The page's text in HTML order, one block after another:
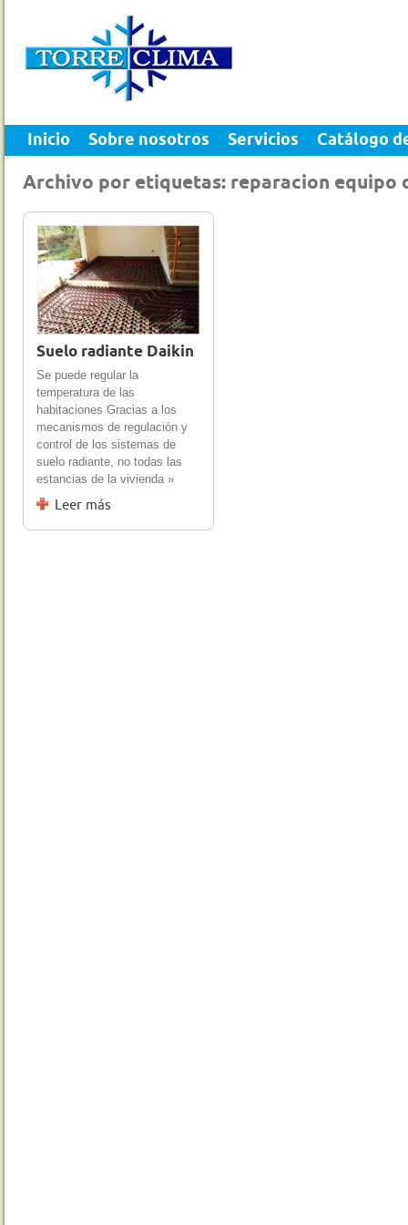
Inicio Sobre nosotros Servicios Catálogo
Archivo por etiquetas: reparacion
10 Jun 2023 0
Suelo radiante Daikin
Se puede regular la
temperatura de las
habitaciones Gracias a los
mecanismos de regulación y
control de los sistemas de
suelo radiante, no todas las
estancias de la vivienda »
Leer más